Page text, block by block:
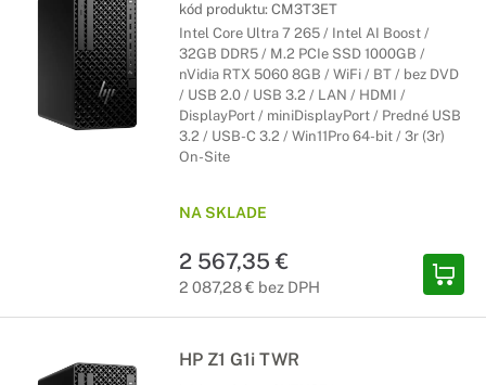
kód produktu: CM3T3ET
Intel Core Ultra 7 265 / Intel AI Boost /
32GB DDR5 / M.2 PCIe SSD 1000GB /
nVidia RTX 5060 8GB / WiFi / BT / bez DVD
/ USB 2.0 / USB 3.2 / LAN / HDMI /
DisplayPort / miniDisplayPort / Predné USB
3.2 / USB-C 3.2 / Win11Pro 64-bit / 3r (3r)
On-Site
NA SKLADE
2 567,35 €
2 087,28 € bez DPH
HP Z1 G1i TWR